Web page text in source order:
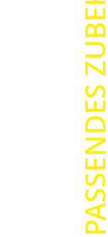
PASSENDES ZUBEHÖR